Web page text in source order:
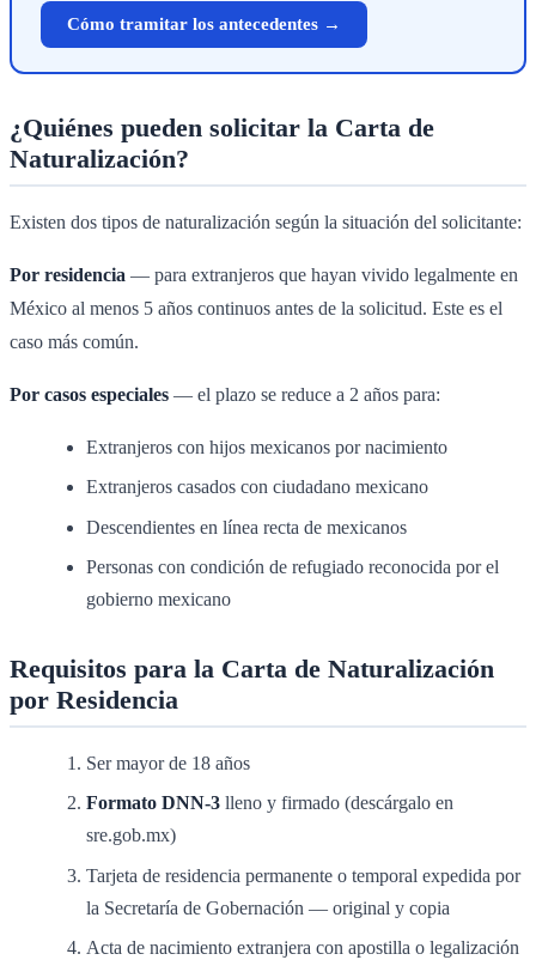
Cómo tramitar los antecedentes →
¿Quiénes pueden solicitar la Carta de
Naturalización?
Existen dos tipos de naturalización según la situación del solicitante:
Por residencia — para extranjeros que hayan vivido legalmente en
México al menos 5 años continuos antes de la solicitud. Este es el
caso más común.
Por casos especiales — el plazo se reduce a 2 años para:
Extranjeros con hijos mexicanos por nacimiento
Extranjeros casados con ciudadano mexicano
Descendientes en línea recta de mexicanos
Personas con condición de refugiado reconocida por el
gobierno mexicano
Requisitos para la Carta de Naturalización
por Residencia
Ser mayor de 18 años
Formato DNN-3 lleno y firmado (descárgalo en
sre.gob.mx)
Tarjeta de residencia permanente o temporal expedida por
la Secretaría de Gobernación — original y copia
Acta de nacimiento extranjera con apostilla o legalización